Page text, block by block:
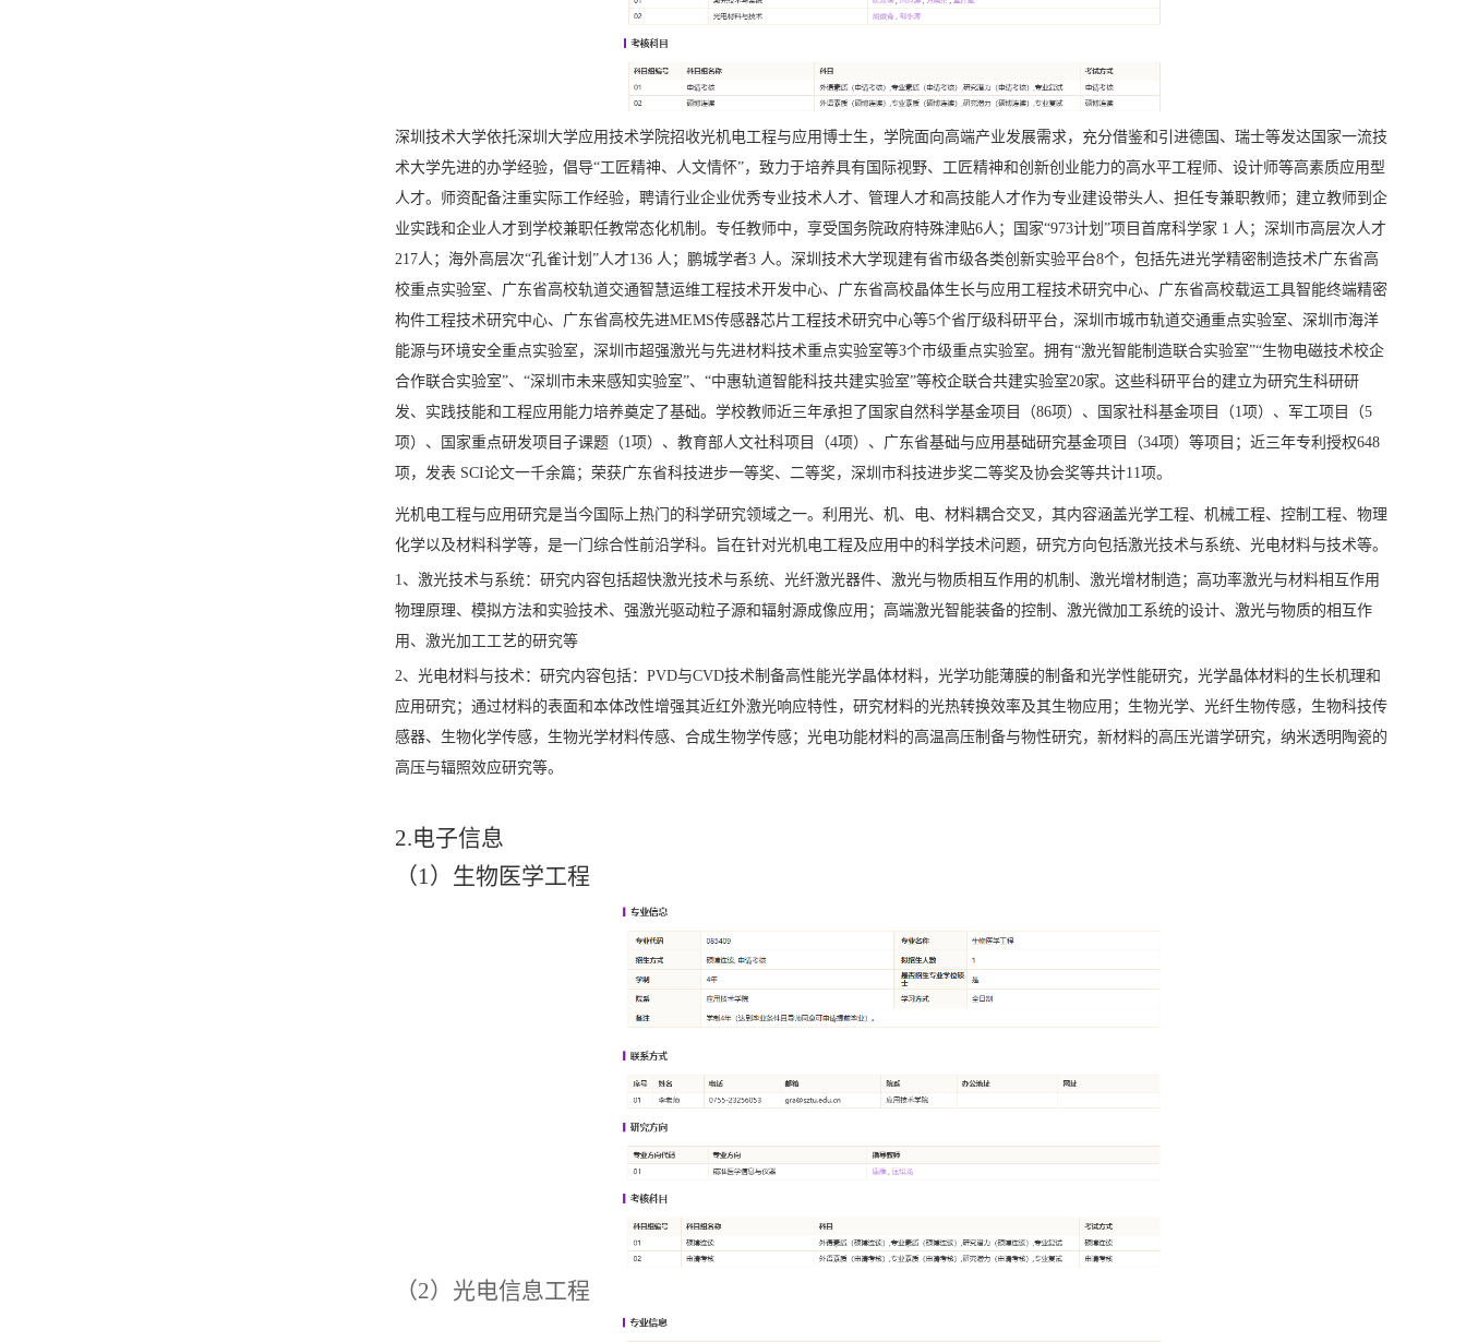
深圳技术大学依托深圳大学应用技术学院招收光机电工程与应用博士生，学院面向高端产业发展需求，充分借鉴和引进德国、瑞士等发达国家一流技
术大学先进的办学经验，倡导“工匠精神、人文情怀”，致力于培养具有国际视野、工匠精神和创新创业能力的高水平工程师、设计师等高素质应用型
人才。师资配备注重实际工作经验，聘请行业企业优秀专业技术人才、管理人才和高技能人才作为专业建设带头人、担任专兼职教师；建立教师到企
业实践和企业人才到学校兼职任教常态化机制。专任教师中，享受国务院政府特殊津贴6人；国家“973计划”项目首席科学家 1 人；深圳市高层次人才
217人；海外高层次“孔雀计划”人才136 人；鹏城学者3 人。深圳技术大学现建有省市级各类创新实验平台8个，包括先进光学精密制造技术广东省高
校重点实验室、广东省高校轨道交通智慧运维工程技术开发中心、广东省高校晶体生长与应用工程技术研究中心、广东省高校载运工具智能终端精密
构件工程技术研究中心、广东省高校先进MEMS传感器芯片工程技术研究中心等5个省厅级科研平台，深圳市城市轨道交通重点实验室、深圳市海洋
能源与环境安全重点实验室，深圳市超强激光与先进材料技术重点实验室等3个市级重点实验室。拥有“激光智能制造联合实验室”“生物电磁技术校企
合作联合实验室”、“深圳市未来感知实验室”、“中惠轨道智能科技共建实验室”等校企联合共建实验室20家。这些科研平台的建立为研究生科研研
发、实践技能和工程应用能力培养奠定了基础。学校教师近三年承担了国家自然科学基金项目（86项）、国家社科基金项目（1项）、军工项目（5
项）、国家重点研发项目子课题（1项）、教育部人文社科项目（4项）、广东省基础与应用基础研究基金项目（34项）等项目；近三年专利授权648
项，发表 SCI论文一千余篇；荣获广东省科技进步一等奖、二等奖，深圳市科技进步奖二等奖及协会奖等共计11项。
光机电工程与应用研究是当今国际上热门的科学研究领域之一。利用光、机、电、材料耦合交叉，其内容涵盖光学工程、机械工程、控制工程、物理
化学以及材料科学等，是一门综合性前沿学科。旨在针对光机电工程及应用中的科学技术问题，研究方向包括激光技术与系统、光电材料与技术等。
1、激光技术与系统：研究内容包括超快激光技术与系统、光纤激光器件、激光与物质相互作用的机制、激光增材制造；高功率激光与材料相互作用
物理原理、模拟方法和实验技术、强激光驱动粒子源和辐射源成像应用；高端激光智能装备的控制、激光微加工系统的设计、激光与物质的相互作
用、激光加工工艺的研究等
2、光电材料与技术：研究内容包括：PVD与CVD技术制备高性能光学晶体材料，光学功能薄膜的制备和光学性能研究，光学晶体材料的生长机理和
应用研究；通过材料的表面和本体改性增强其近红外激光响应特性，研究材料的光热转换效率及其生物应用；生物光学、光纤生物传感，生物科技传
感器、生物化学传感，生物光学材料传感、合成生物学传感；光电功能材料的高温高压制备与物性研究，新材料的高压光谱学研究，纳米透明陶瓷的
高压与辐照效应研究等。
2.电子信息
（1）生物医学工程
（2）光电信息工程